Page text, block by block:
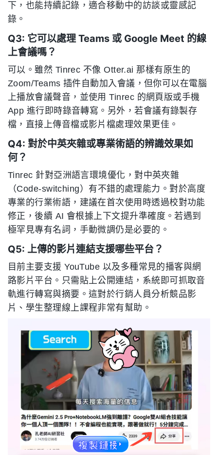
下，也能持續記錄，適合移動中的訪談或靈感記
錄。
Q3: 它可以處理 Teams 或 Google Meet 的線
上會議嗎？
可以。雖然 Tinrec 不像 Otter.ai 那樣有原生的
Zoom/Teams 插件自動加入會議，但你可以在電腦
上播放會議聲音，並使用 Tinrec 的網頁版或手機
App 進行即時錄音轉寫。另外，若會議有錄製存
檔，直接上傳音檔或影片檔處理效果更佳。
Q4: 對於中英夾雜或專業術語的辨識效果如
何？
Tinrec 針對亞洲語言環境優化，對中英夾雜
（Code-switching）有不錯的處理能力。對於高度
專業的行業術語，建議在首次使用時透過校對功能
修正，後續 AI 會根據上下文提升準確度。若遇到
極罕見專有名詞，手動微調仍是必要的。
Q5: 上傳的影片連結支援哪些平台？
目前主要支援 YouTube 以及多種常見的播客與網
路影片平台。只需貼上公開連結，系統即可抓取音
軌進行轉寫與摘要。這對於行銷人員分析競品影
片、學生整理線上課程非常有幫助。